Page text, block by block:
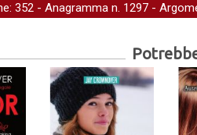
352 - Anagramma n. 1297 -